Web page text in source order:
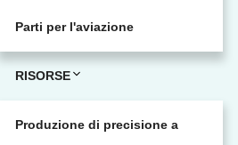
Parti per l'aviazione
RISORSE
Produzione di precisione a